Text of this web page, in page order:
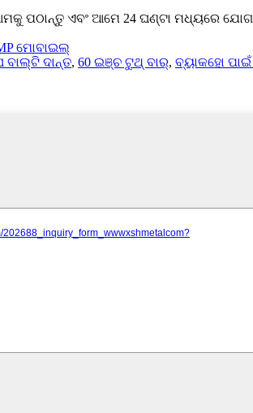
ପଠାନ୍ତୁ ଏବଂ ଆମେ 24 ଘଣ୍ଟା ମଧ୍ୟରେ
ମୋବାଇଲ୍
ବାଲ୍ଟି ଦାନ୍ତ, 60 ଇଞ୍ଚ ଟୁଥ୍ ବାର୍, ବ୍ୟାକହୋ